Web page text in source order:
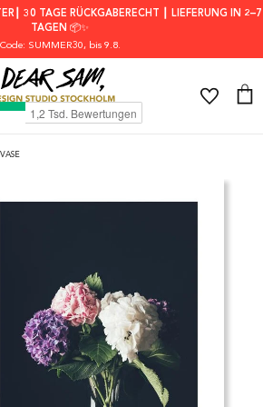
30 TAGE RÜCKGABERECHT ┃ LIEFERUNG IN 2–7
TAGEN 📦✨
Code: SUMMER30, bis 9.8.